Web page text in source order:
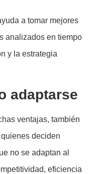
a tomar mejores
analizados en tiempo
y la estrategia
adaptarse
ventajas, también
deciden
no se adaptan al
eficiencia